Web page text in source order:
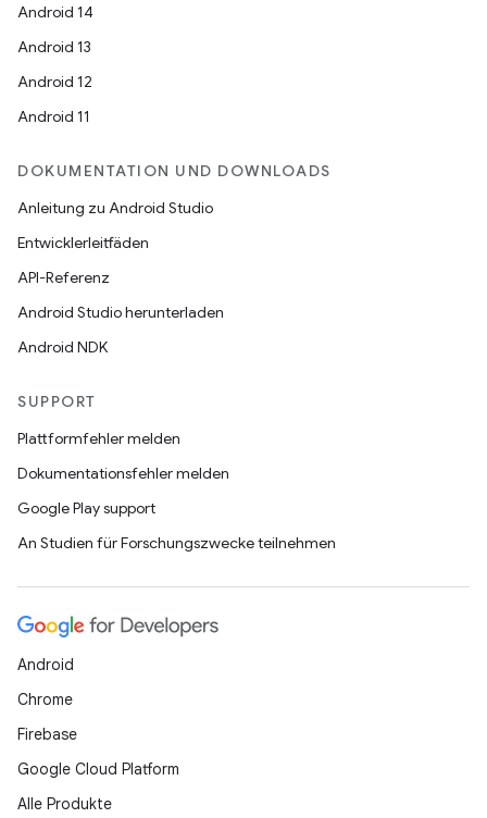
Android 14
Android 13
Android 12
Android 11
DOKUMENTATION UND DOWNLOADS
Anleitung zu Android Studio
Entwicklerleitfäden
API-Referenz
Android Studio herunterladen
Android NDK
SUPPORT
Plattformfehler melden
Dokumentationsfehler melden
Google Play support
An Studien für Forschungszwecke teilnehmen
Android
Chrome
Firebase
Google Cloud Platform
Alle Produkte